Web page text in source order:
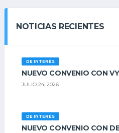
NOTICIAS RECIENTES
DE INTERÉS
NUEVO CONVENIO CON
JULIO 24, 2026
DE INTERÉS
NUEVO CONVENIO CON